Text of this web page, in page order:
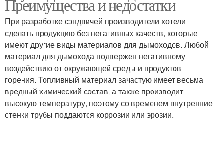
Преимущества и недостатки
При разработке сэндвичей производители хотели
сделать продукцию без негативных качеств, которые
имеют другие виды материалов для дымоходов. Любой
материал для дымохода подвержен негативному
воздействию от окружающей среды и продуктов
горения. Топливный материал зачастую имеет весьма
вредный химический состав, а также производит
высокую температуру, поэтому со временем внутренние
стенки трубы поддаются коррозии или эрозии.